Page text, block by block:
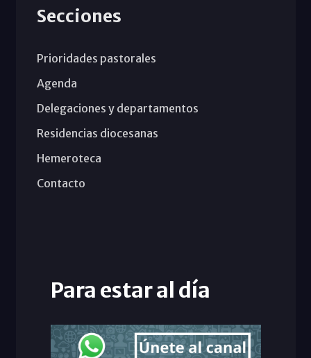
Secciones
Prioridades pastorales
Agenda
Delegaciones y departamentos
Residencias diocesanas
Hemeroteca
Contacto
Para estar al día